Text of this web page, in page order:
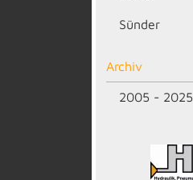
Sünder
Archiv
2005 - 2025